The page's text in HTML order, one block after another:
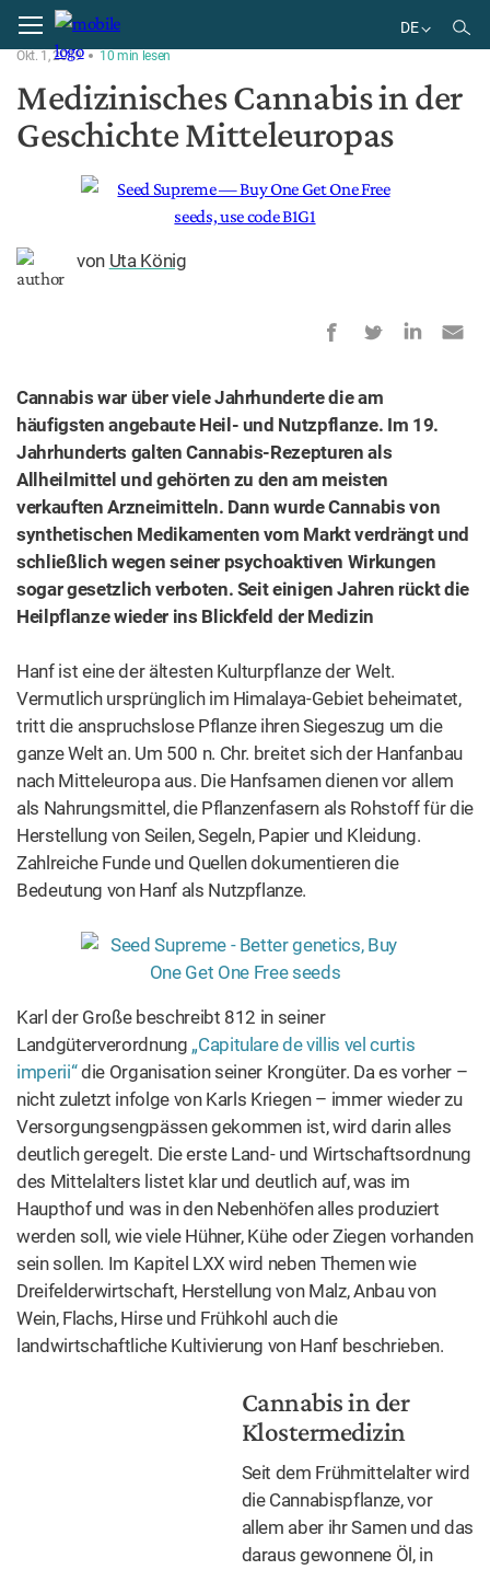
DE
Home Geschichte
Okt. 1, 2019 10 min lesen
Medizinisches Cannabis in der
Geschichte Mitteleuropas
von Uta König
Cannabis war über viele Jahrhunderte die am
häufigsten angebaute Heil- und Nutzpflanze. Im 19.
Jahrhunderts galten Cannabis-Rezepturen als
Allheilmittel und gehörten zu den am meisten
verkauften Arzneimitteln. Dann wurde Cannabis von
synthetischen Medikamenten vom Markt verdrängt und
schließlich wegen seiner psychoaktiven Wirkungen
sogar gesetzlich verboten. Seit einigen Jahren rückt die
Heilpflanze wieder ins Blickfeld der Medizin
Hanf ist eine der ältesten Kulturpflanze der Welt.
Vermutlich ursprünglich im Himalaya-Gebiet beheimatet,
tritt die anspruchslose Pflanze ihren Siegeszug um die
ganze Welt an. Um 500 n. Chr. breitet sich der Hanfanbau
nach Mitteleuropa aus. Die Hanfsamen dienen vor allem
als Nahrungsmittel, die Pflanzenfasern als Rohstoff für die
Herstellung von Seilen, Segeln, Papier und Kleidung.
Zahlreiche Funde und Quellen dokumentieren die
Bedeutung von Hanf als Nutzpflanze.
Karl der Große beschreibt 812 in seiner
Landgüterverordnung „Capitulare de villis vel curtis
imperii“die Organisation seiner Krongüter. Da es vorher –
nicht zuletzt infolge von Karls Kriegen – immer wieder zu
Versorgungsengpässen gekommen ist, wird darin alles
deutlich geregelt. Die erste Land- und Wirtschaftsordnung
des Mittelalters listet klar und deutlich auf, was im
Haupthof und was in den Nebenhöfen alles produziert
werden soll, wie viele Hühner, Kühe oder Ziegen vorhanden
sein sollen. Im Kapitel LXX wird neben Themen wie
Dreifelderwirtschaft, Herstellung von Malz, Anbau von
Wein, Flachs, Hirse und Frühkohl auch die
landwirtschaftliche Kultivierung von Hanf beschrieben.
Capitulare de villis vel curtis imperii
Cannabis in der Klostermedizin
Seit dem Frühmittelalter wird die Cannabispflanze, vor
allem aber ihr Samen und das daraus gewonnene Öl, in